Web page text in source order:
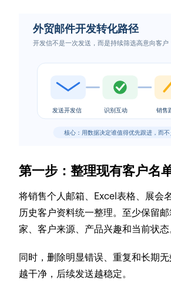
第一步：整理现有客户名
将销售个人邮箱、Excel表格、展会
历史客户资料统一整理。至少保留
家、客户来源、产品兴趣和当前状态
同时，删除明显错误、重复和长期
越干净，后续发送越稳定。